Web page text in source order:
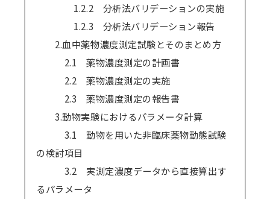
1.2.2 分析法バリデーションの実施
1.2.3 分析法バリデーション報告
2.血中薬物濃度測定試験とそのまとめ方
2.1 薬物濃度測定の計画書
2.2 薬物濃度測定の実施
2.3 薬物濃度測定の報告書
3.動物実験におけるパラメータ計算
3.1 動物を用いた非臨床薬物動態試験
の検討項目
3.2 実測定濃度データから直接算出す
るパラメータ